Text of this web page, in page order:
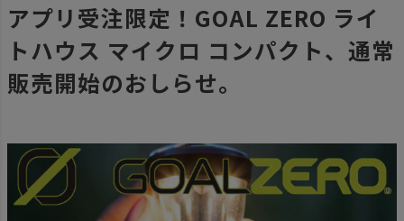
アプリ受注限定！GOAL ZERO ライ
トハウス マイクロ コンパクト、通常
販売開始のおしらせ。